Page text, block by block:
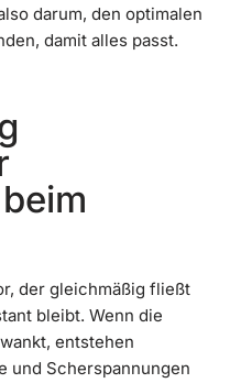
darum, den optimalen
damit alles passt.
der gleichmäßig fließt
bleibt. Wenn die
entstehen
und Scherspannungen